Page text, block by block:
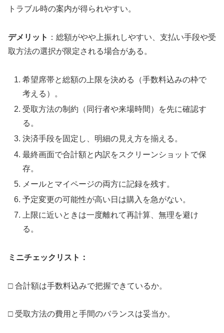
トラブル時の案内が得られやすい。
デメリット ：総額がやや上振れしやすい、支払い手段や受
取方法の選択が限定される場合がある。
希望席帯と総額の上限を決める（手数料込みの枠で
考える）。
受取方法の制約（同行者や来場時間）を先に確認す
る。
決済手段を固定し、明細の見え方を揃える。
最終画面で合計額と内訳をスクリーンショットで保
存。
メールとマイページの両方に記録を残す。
予定変更の可能性が高い日は購入を急がない。
上限に近いときは一度離れて再計算、無理を避け
る。
ミニチェックリスト：
□ 合計額は手数料込みで把握できているか。
□ 受取方法の費用と手間のバランスは妥当か。